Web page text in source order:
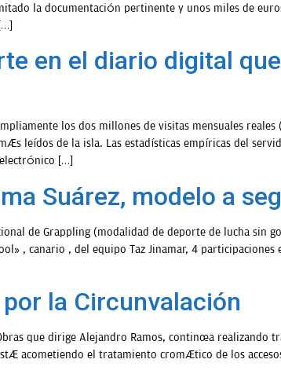
la documentación pertinente y unos miles de
en el diario digital
los dos millones de visitas mensuales reales
leídos de la isla. Las estadísticas empíricas del
[…]
Suárez, modelo a
de Grappling (modalidad de deporte de lucha sin
, canario , del equipo Taz Jinamar, 4 participaciones
la Circunvalación
que dirige Alejandro Ramos, continúa realizando
acometiendo el tratamiento cromático de los